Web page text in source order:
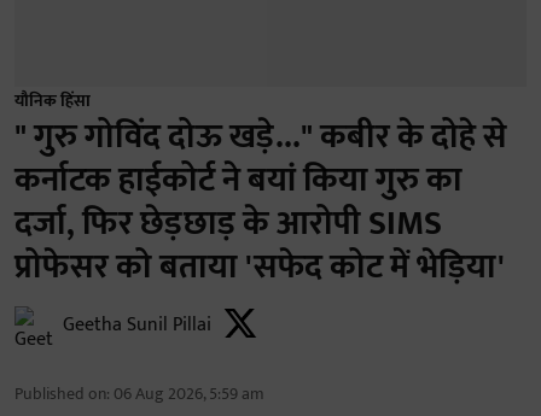
यौनिक हिंसा
" गुरु गोविंद दोऊ खड़े..." कबीर के दोहे से
कर्नाटक हाईकोर्ट ने बयां किया गुरु का
दर्जा, फिर छेड़छाड़ के आरोपी SIMS
प्रोफेसर को बताया 'सफेद कोट में भेड़िया'
Geetha Sunil Pillai
Published on: 06 Aug 2026, 5:59 am